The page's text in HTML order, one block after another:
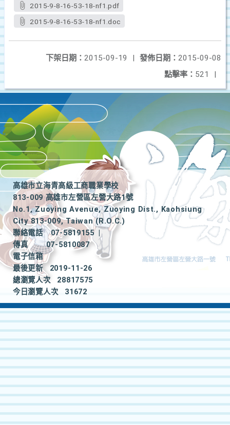
2015-9-8-16-53-18-nf1.pdf
2015-9-8-16-53-18-nf1.doc
發佈日期： 2015-09-08
下架日期： 2015-09-19
|
點擊率： 521 |
高雄市立海青高級工商職業學校
813-009 高雄市左營區左營大路1號
No.1, Zuoying Avenue, Zuoying Dist., Kaohsiung
City 813-009, Taiwan (R.O.C.)
聯絡電話
07-5819155
|
傳真
07-5810087
電子信箱
最後更新
2019-11-26
總瀏覽人次
28817575
今日瀏覽人次
31672